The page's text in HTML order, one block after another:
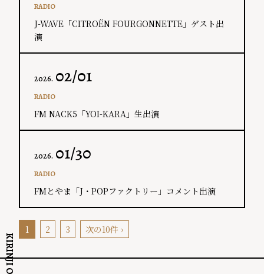
RADIO
J-WAVE「CITROËN FOURGONNETTE」ゲスト出
演
2026. 02/01
RADIO
​FM NACK5「YOI-KARA」生出演
2026. 01/30
RADIO
FMとやま「J・POPファクトリー」コメント出演
1 2 3 次の10件 ›